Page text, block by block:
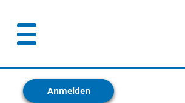
Anmelden